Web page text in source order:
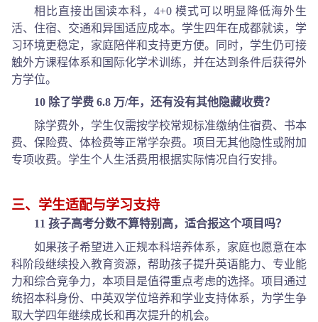
相比直接出国读本科，4+0 模式可以明显降低海外生
活、住宿、交通和异国适应成本。学生四年在成都就读，学
习环境更稳定，家庭陪伴和支持更方便。同时，学生仍可接
触外方课程体系和国际化学术训练，并在达到条件后获得外
方学位。
10 除了学费 6.8 万/年，还有没有其他隐藏收费？
除学费外，学生仅需按学校常规标准缴纳住宿费、书本
费、保险费、体检费等正常学杂费。项目无其他隐性或附加
专项收费。学生个人生活费用根据实际情况自行安排。
三、学生适配与学习支持
11 孩子高考分数不算特别高，适合报这个项目吗？
如果孩子希望进入正规本科培养体系，家庭也愿意在本
科阶段继续投入教育资源，帮助孩子提升英语能力、专业能
力和综合竞争力，本项目是值得重点考虑的选择。项目通过
统招本科身份、中英双学位培养和学业支持体系，为学生争
取大学四年继续成长和再次提升的机会。